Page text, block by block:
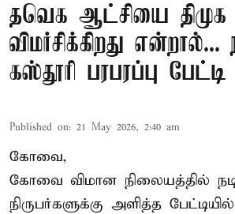
தவெக ஆட்சியை திமுக
விமர்சிக்கிறது என்றால்...
கஸ்தூரி பரபரப்பு பேட்டி
Published on: 21 May 2026, 2:40 am
கோவை,
கோவை விமான நிலையத்தில்
நிருபர்களுக்கு அளித்த